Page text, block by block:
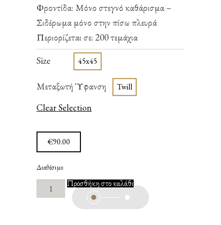
Φροντίδα: Μόνο στεγνό καθάρισμα –
Σιδέρωμα μόνο στην πίσω πλευρά
Περιορίζεται σε: 200 τεμάχια
Size
45x45
Μεταξωτή Ύφανση Twill
Clear Selection
€90.00
Διαθέσιμο
A
Callimetric
Space
Προσθήκη στο καλάθι